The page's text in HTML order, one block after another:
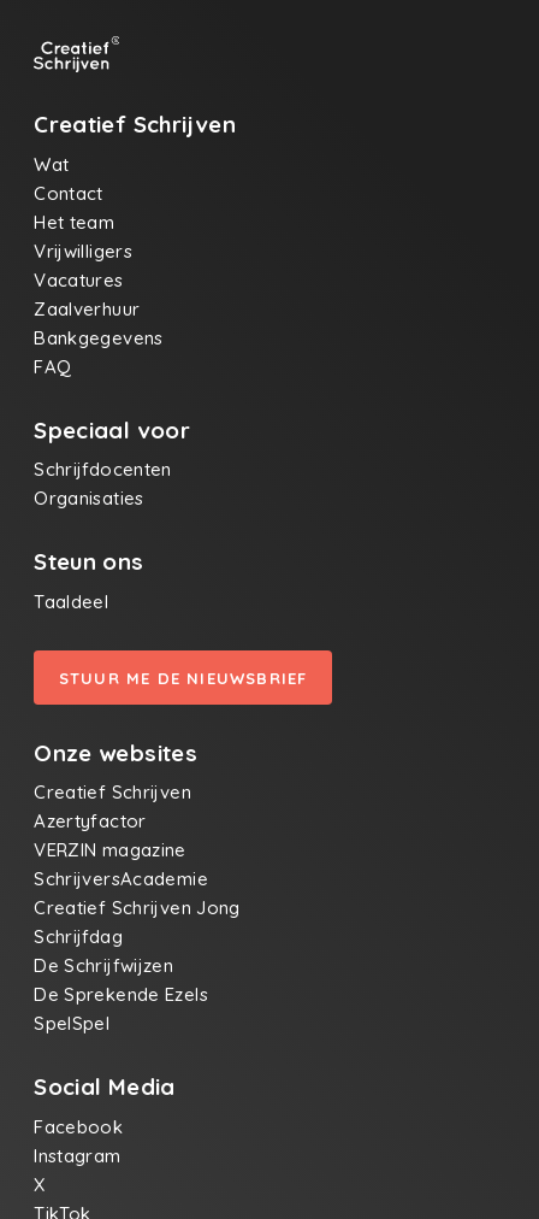
Creatief Schrijven
Wat
Contact
Het team
Vrijwilligers
Vacatures
Zaalverhuur
Bankgegevens
FAQ
Speciaal voor
Schrijfdocenten
Organisaties
Steun ons
Taaldeel
STUUR ME DE NIEUWSBRIEF
Onze websites
Creatief Schrijven
Azertyfactor
VERZIN magazine
SchrijversAcademie
Creatief Schrijven Jong
Schrijfdag
De Schrijfwijzen
De Sprekende Ezels
SpelSpel
Social Media
Facebook
Instagram
X
TikTok